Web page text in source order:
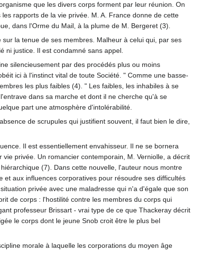
que les divers corps forment par leur réunion. On
rapports de la vie privée. M. A. France donne de cette
dans l'Orme du Mail, à la plume de M. Bergeret (3).
la tenue de ses membres. Malheur à celui qui, par ses
ni justice. Il est condamné sans appel.
silencieusement par des procédés plus ou moins
ici à l'instinct vital de toute Société. " Comme une basse-
les plus faibles (4). " Les faibles, les inhabiles à se
dans sa marche et dont il ne cherche qu'à se
part une atmosphère d'intolérabilité.
de scrupules qui justifient souvent, il faut bien le dire,
Il est essentiellement envahisseur. Il ne se bornera
privée. Un romancier contemporain, M. Verniolle, a décrit
(7). Dans cette nouvelle, l'auteur nous montre
aux influences corporatives pour résoudre ses difficultés
privée avec une maladresse qui n'a d'égale que son
de corps : l'hostilité contre les membres du corps qui
professeur Brissart - vrai type de ce que Thackeray décrit
le corps dont le jeune Snob croit être le plus bel
morale à laquelle les corporations du moyen âge